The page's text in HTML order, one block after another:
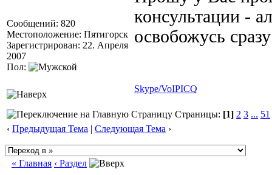
Сообщений: 820
Местоположение: Пятигорск
Зарегистрирован: 22. Апреля
2007
Пол:
консультации -
освобожусь
Skype/VoIPICQ
Страницы: [1] 2 3 ... 51
‹ Предыдущая Тема | Следующая Тема ›
« Главная ‹ Раздел